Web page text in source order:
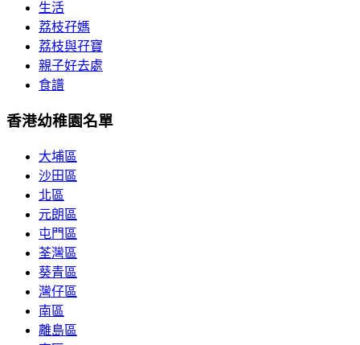
生活
荔枝孖媽
荔枝與孖寶
親子好去處
食譜
香港幼稚園名單
大埔區
沙田區
北區
元朗區
屯門區
荃灣區
葵青區
灣仔區
南區
離島區